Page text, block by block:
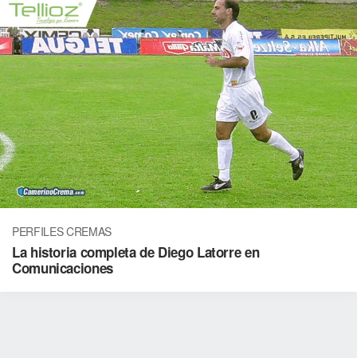
PERFILES CREMAS
La historia completa de Diego Latorre en
Comunicaciones